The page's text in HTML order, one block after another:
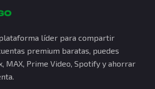
plataforma líder para compartir
premium baratas, puedes
MAX, Prime Video, Spotify y ahorrar